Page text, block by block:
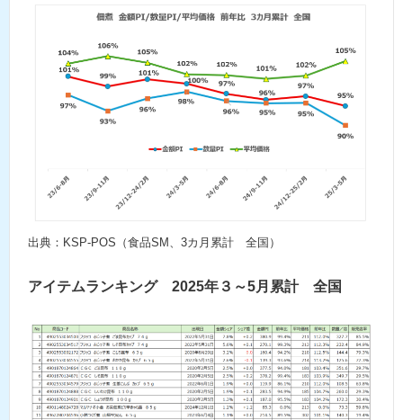
出典：KSP-POS（食品SM、3カ月累計 全国）
アイテムランキング 2025年３～5月累計 全国